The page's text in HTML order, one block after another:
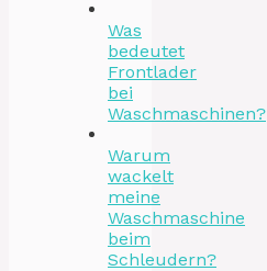
Was
bedeutet
Frontlader
bei
Waschmaschinen?
Warum
wackelt
meine
Waschmaschine
beim
Schleudern?